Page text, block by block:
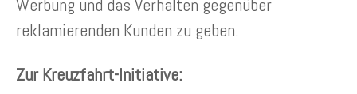
Werbung und das Verhalten gegenüber
reklamierenden Kunden zu geben.
Zur Kreuzfahrt-Initiative: